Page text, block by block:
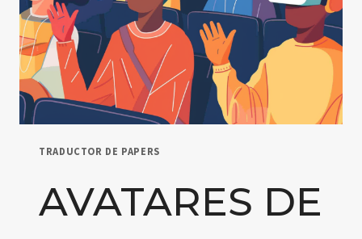
DEL
ESTADO
ACTUAL
TRADUCTOR DE PAPERS
AVATARES DE